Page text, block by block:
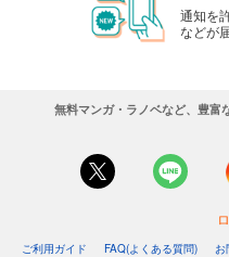
通知を
などが
無料マンガ・ラノベなど、豊富
ご利用ガイド FAQ(よくある質問) お